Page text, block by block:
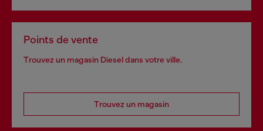
Points de vente
Trouvez un magasin Diesel dans votre ville.
Trouvez un magasin